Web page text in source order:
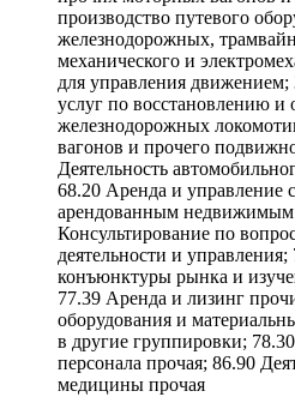
производство путевого
железнодорожных,
механического и
для управления движением;
услуг по восстановлению
железнодорожных
вагонов и прочего
Деятельность
68.20 Аренда и управление
арендованным
Консультирование по
деятельности и
конъюнктуры рынка и
77.39 Аренда и лизинг
оборудования и
в другие группировки;
персонала прочая; 86.90
медицины прочая